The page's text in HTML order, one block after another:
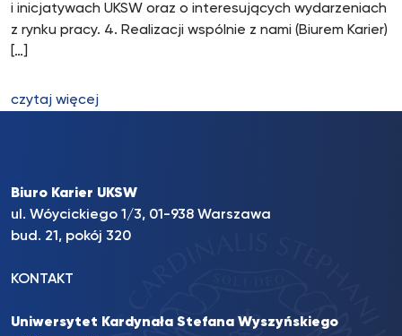
i inicjatywach UKSW oraz o interesujących wydarzeniach
z rynku pracy. 4. Realizacji wspólnie z nami (Biurem Karier)
[…]
czytaj więcej
Biuro Karier UKSW
ul. Wóycickiego 1/3, 01-938 Warszawa
bud. 21, pokój 320
KONTAKT
Uniwersytet Kardynała Stefana Wyszyńskiego